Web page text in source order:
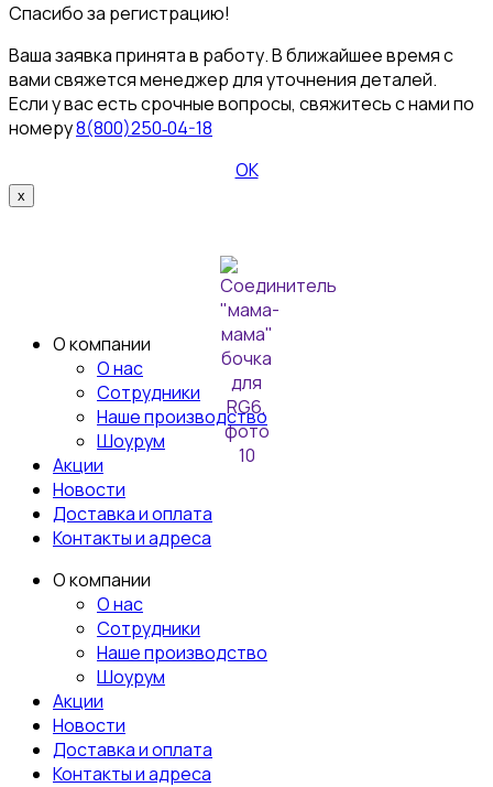
Спасибо за регистрацию!
Ваша заявка принята в работу. В ближайшее время с
вами свяжется менеджер для уточнения деталей.
Если у вас есть срочные вопросы, свяжитесь с нами по
номеру8(800)250‑04-18
ОК
x
О компании
О нас
Сотрудники
Наше производство
Шоурум
Акции
Новости
Доставка и оплата
Контакты и адреса
О компании
О нас
Сотрудники
Наше производство
Шоурум
Акции
Новости
Доставка и оплата
Контакты и адреса